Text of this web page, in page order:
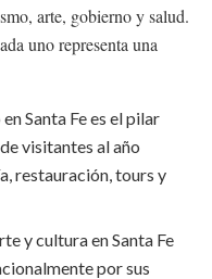
arte, gobierno y salud.
uno representa una
Santa Fe es el pilar
visitantes al año
restauración, tours y
y cultura en Santa Fe
por sus